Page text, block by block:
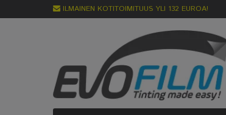
ILMAINEN KOTITOIMITUUS YLI 132 EUROA!